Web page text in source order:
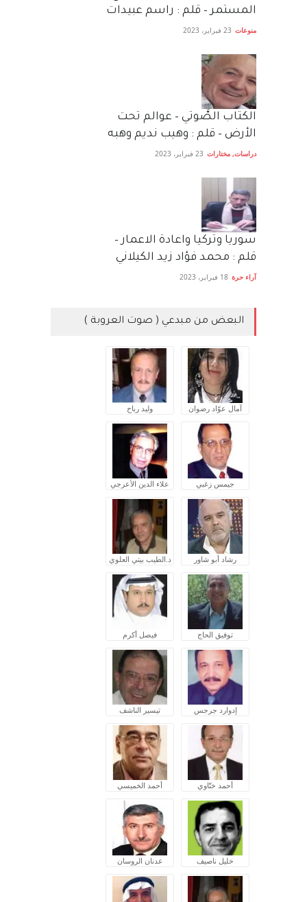
المستمر – قلم : راسم عبيدات
منوعات 23 فبراير، 2023
الكتاب الصَّوتي – عوالم تحت
الأرض – قلم : وهيب نديم وهبه
دراسات, مختارات 23 فبراير، 2023
سوريا وتركيا واعادة الاعمار –
قلم : محمد فؤاد زيد الكيلاني
آراء حرة 18 فبراير، 2023
البعض من مبدعي ( صوت العروبة )
آمال عوّاد رضوان وليد رباح
جيمس زغبي علاء الدين الأعرجي
رشاد أبو شاور د.الطيب بيتي العلوي
توفيق الحاج فيصل أكرم
إدوارد جرجس تيسير الناشف
أحمد ختّاوي أحمد الخميسي
خليل ناصيف عدنان الروسان